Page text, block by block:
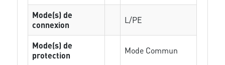
Mode(s) de
connexion
L/PE
Mode(s) de
protection
Mode Commun